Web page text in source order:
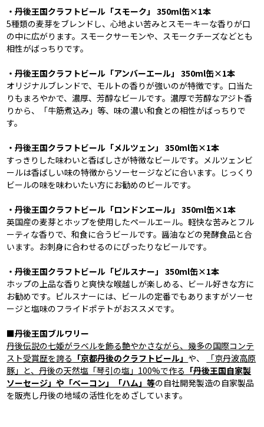
・丹後王国クラフトビール「スモーク」 350ml缶×1本
5種類の麦芽をブレンドし、心地よい苦みとスモーキーな香りが口
の中に広がります。スモークサーモンや、スモークチーズなどとも
相性がばっちりです。
・丹後王国クラフトビール「アンバーエール」 350ml缶×1本
オリジナルブレンドで、モルトの香りが強いのが特徴です。口当た
りもまろやかで、濃厚、芳醇なビールです。濃厚で芳醇なアジト香
りから、「牛筋煮込み」等、味の濃い和食との相性がばっちりで
す。
・丹後王国クラフトビール「メルツェン」 350ml缶×1本
すっきりした味わいと香ばしさが特徴なビールです。メルツェンビ
ールは香ばしい味の特徴からソーセージなどに合います。じっくり
ビールの味を味わいたい方にお勧めのビールです。
・丹後王国クラフトビール「ロンドンエール」 350ml缶×1本
英国産の麦芽とホップを使用したペールエール。軽快な苦みとフル
ーティな香りで、和食に合うビールです。醤油などの発酵食品と合
います。お刺身に合わせるのにぴったりなビールです。
・丹後王国クラフトビール「ピルスナー」 350ml缶×1本
ホップの上品な香りと爽快な喉越しが楽しめる、ビール好きな方に
お勧めです。ピルスナーには、ビールの定番でもありますがソーセ
ージと塩味のフライドポテトがおススメです。
■丹後王国ブルワリー
丹後伝説の七姫がラベルを飾る艶やかさながら、幾多の国際コンテ
スト受賞歴を誇る 「京都丹後のクラフトビール」 や、
「京丹波高原
豚」と、丹後の天然塩「琴引の塩」100%で作る 「丹後王国自家製
ソーセージ」や「ベーコン」「ハム」等の自社開発製造の自家製品
を販売し丹後の地域の活性化をめざしています。